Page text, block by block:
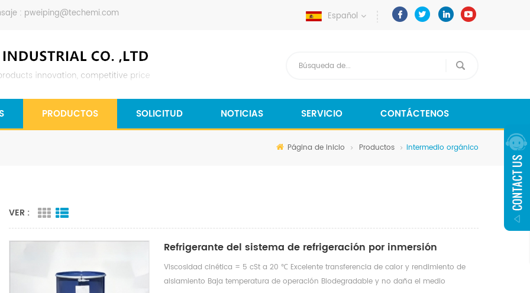
: pweiping@techemi.com Español
PRODUCTOS SOLICITUD NOTICIAS SERVICIO CONTÁCTENOS
Página de inicio Productos intermedio orgánico
VER :
Refrigerante del sistema de refrigeración por inmersión
Viscosidad cinética = 5 cSt a 20 ℃ Excelente transferencia de calor y rendimiento de
aislamiento Baja temperatura de operación Biodegradable y no daña el medio